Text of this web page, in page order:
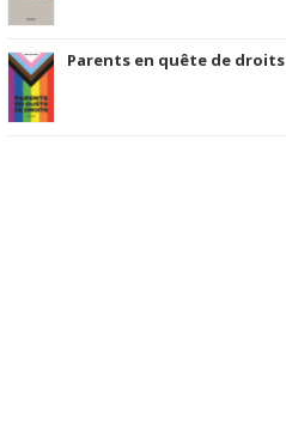
Parents en quête de droits